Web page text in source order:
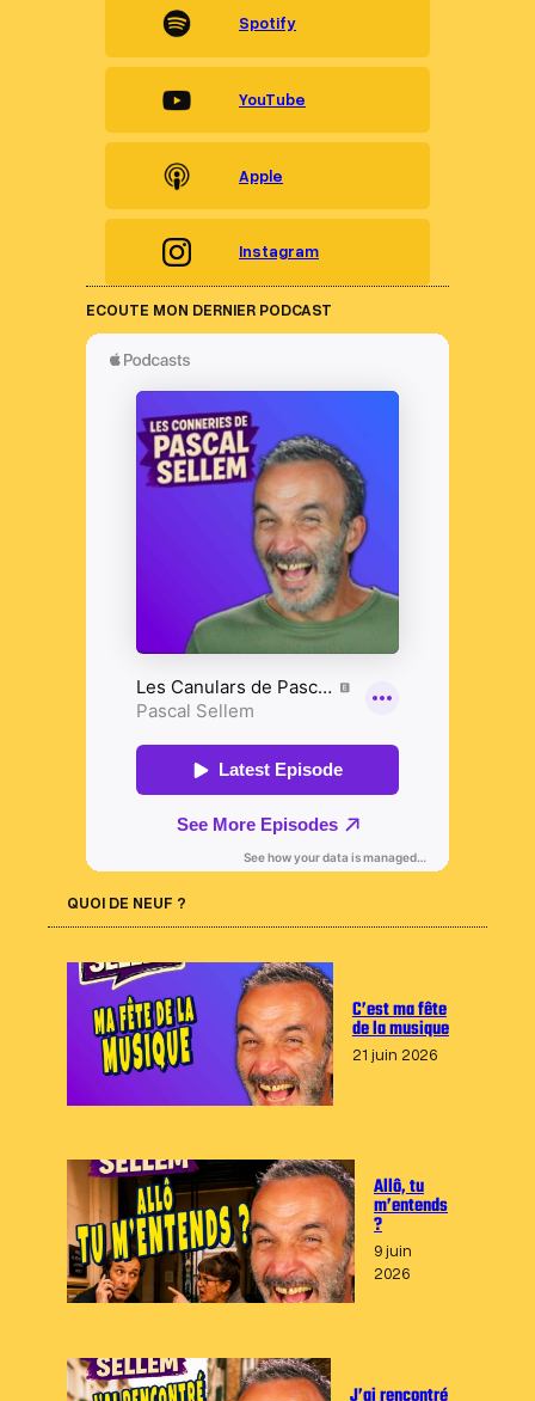
Spotify
YouTube
Apple
Instagram
ECOUTE MON DERNIER PODCAST
QUOI DE NEUF ?
C’est ma fête
de la musique
21 juin 2026
Allô, tu
m’entends
?
9 juin
2026